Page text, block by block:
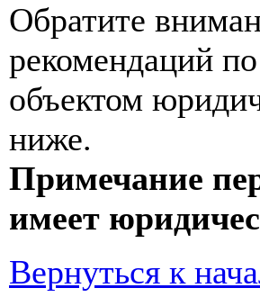
Обратите
рекомендаций
объектом
ниже.
Примечание
имеет
Вернуться к